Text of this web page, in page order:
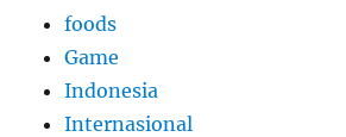
foods
Game
Indonesia
Internasional